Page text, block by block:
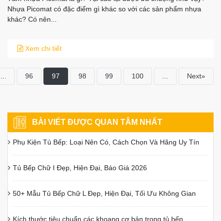
Nhựa Picomat có đặc điểm gì khác so với các sản phẩm nhựa
khác? Có nên...
Xem chi tiết
... 96 97 98 99 100 ... Next»
BÀI VIẾT ĐƯỢC QUAN TÂM NHẤT
Phụ Kiện Tủ Bếp: Loại Nên Có, Cách Chọn Và Hãng Uy Tín
Tủ Bếp Chữ I Đẹp, Hiện Đại, Báo Giá 2026
50+ Mẫu Tủ Bếp Chữ L Đẹp, Hiện Đại, Tối Ưu Không Gian
Kích thước tiêu chuẩn các khoang cơ bản trong tủ bếp